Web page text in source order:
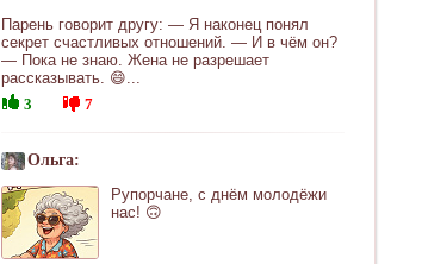
Парень говорит другу: — Я наконец понял
секрет счастливых отношений. — И в чём он?
— Пока не знаю. Жена не разрешает
рассказывать. 😄...
3
7
Ольга:
Рупорчане, с днём молодёжи
нас! 🙃